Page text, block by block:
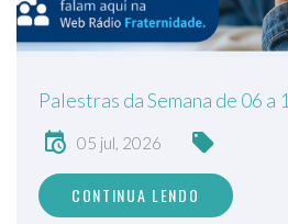
Palestras da Semana de 06 a
05 jul, 2026
CONTINUA LENDO